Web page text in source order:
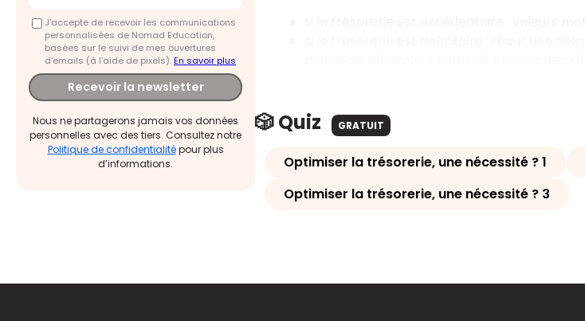
J'accepte de recevoir les communications
personnalisées de Nomad Education,
basées sur le suivi de mes ouvertures
d'emails (à l’aide de pixels).En savoir plus
Recevoir la newsletter
Nous ne partagerons jamais vos données
personnelles avec des tiers. Consultez notre
Politique de confidentialitépour plus
d’informations.
🎲 Quiz GRATUIT
Optimiser la trésorerie, une nécessité ? 1
Optimiser la trésorerie, une nécessité ? 3